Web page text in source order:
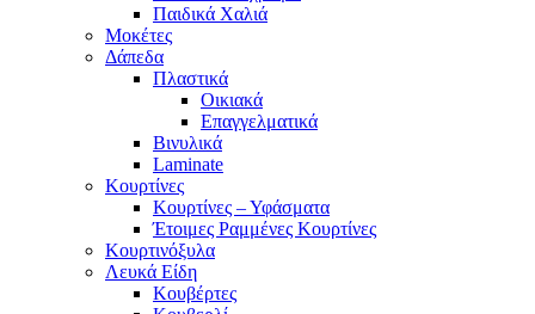
Παιδικά Χαλιά
Μοκέτες
Δάπεδα
Πλαστικά
Οικιακά
Επαγγελματικά
Βινυλικά
Laminate
Κουρτίνες
Κουρτίνες – Υφάσματα
Έτοιμες Ραμμένες Κουρτίνες
Κουρτινόξυλα
Λευκά Είδη
Κουβέρτες